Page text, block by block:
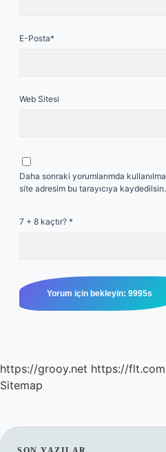
E-Posta*
Web Sitesi
Daha sonraki yorumlarımda
site adresim bu tarayıcıya kaydedilsin.
7 + 8 kaçtır? *
https://grooy.net https://
Sitemap